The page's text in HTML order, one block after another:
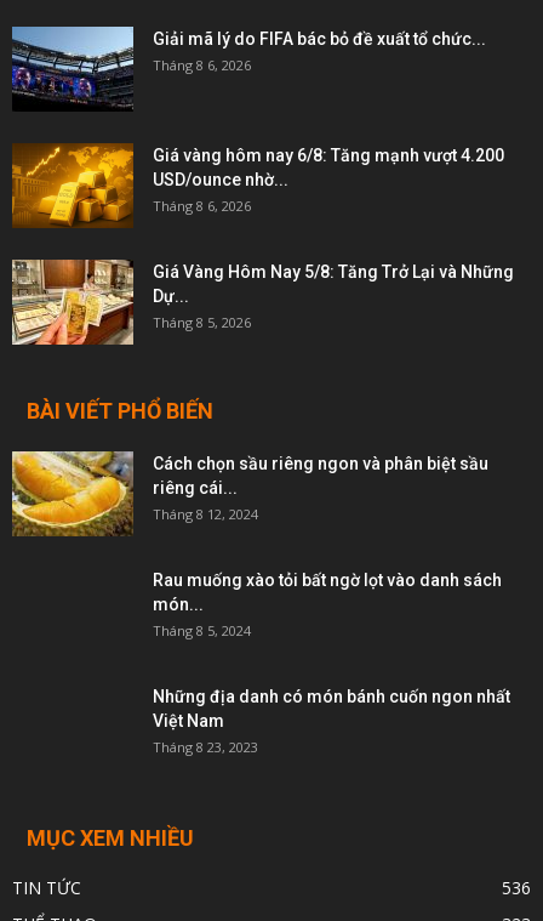
Giải mã lý do FIFA bác bỏ đề xuất tổ chức...
Tháng 8 6, 2026
Giá vàng hôm nay 6/8: Tăng mạnh vượt 4.200
USD/ounce nhờ...
Tháng 8 6, 2026
Giá Vàng Hôm Nay 5/8: Tăng Trở Lại và Những
Dự...
Tháng 8 5, 2026
BÀI VIẾT PHỔ BIẾN
Cách chọn sầu riêng ngon và phân biệt sầu
riêng cái...
Tháng 8 12, 2024
Rau muống xào tỏi bất ngờ lọt vào danh sách
món...
Tháng 8 5, 2024
Những địa danh có món bánh cuốn ngon nhất
Việt Nam
Tháng 8 23, 2023
MỤC XEM NHIỀU
TIN TỨC
536